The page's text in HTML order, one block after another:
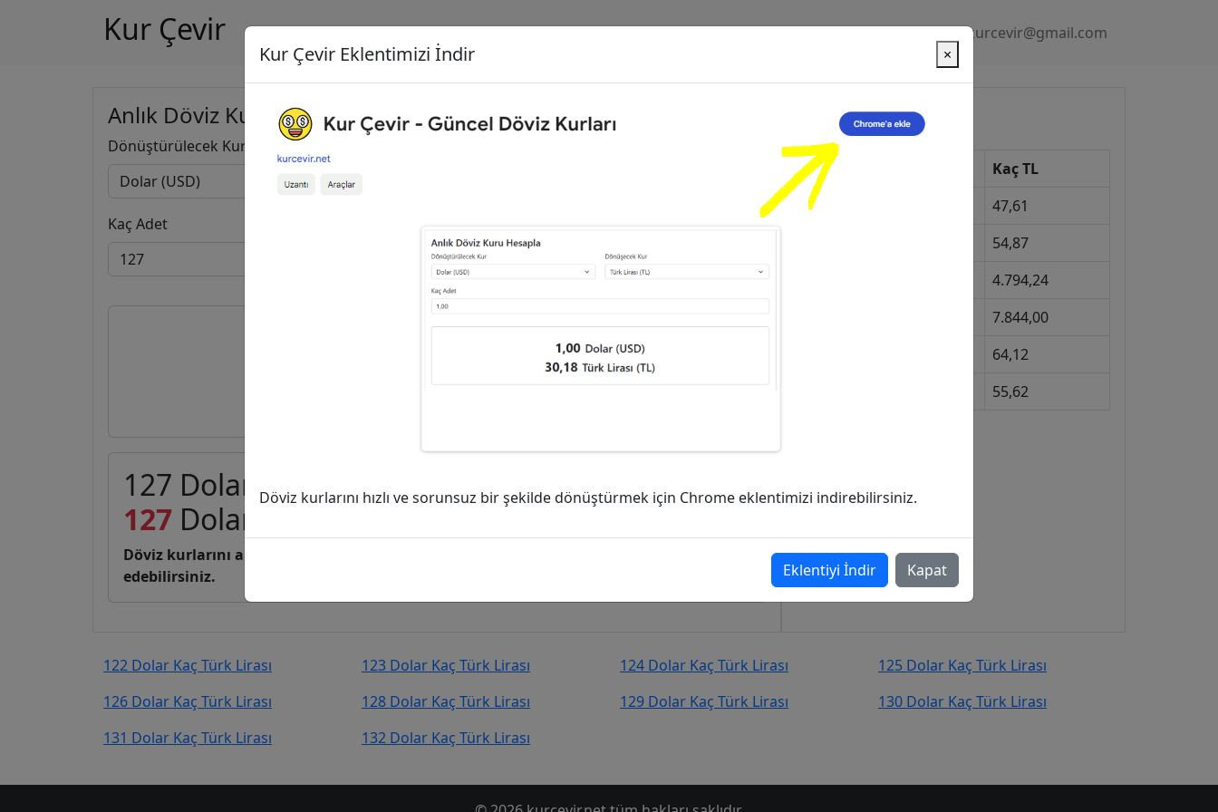
Kur Çevir Gizlilik Politikası kurcevir@gmail.com
Anlık Döviz Kuru Hesapla
Dönüştürülecek Kur
Kaç Adet
127 Dolar (USD) kaç Türk Lirası (TL)?
127 Dolar Türk Lirası (TL)
Döviz kurlarını anlık, canlı, basit bir şekilde kurcevir.net adresinden takip
edebilirsiniz.
Güncel Kurlar
Kur
Kaç TL
Dolar
47,61
54,87
4.794,24
7.844,00
64,12
55,62
122 Dolar Kaç Türk Lirası 123 Dolar Kaç Türk Lirası 124 Dolar Kaç Türk Lirası
125 Dolar Kaç Türk Lirası
126 Dolar Kaç Türk Lirası
128 Dolar Kaç Türk Lirası 129 Dolar Kaç Türk Lirası
130 Dolar Kaç Türk Lirası
131 Dolar Kaç Türk Lirası
132 Dolar Kaç Türk Lirası
Kur Çevir Eklentimizi İndir ×
Döviz kurlarını hızlı ve sorunsuz bir şekilde dönüştürmek için Chrome eklentimizi indirebilirsiniz.
Eklentiyi İndir Kapat